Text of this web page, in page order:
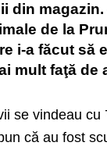
din
de la
i-a făcut să
mult faţă de
se vindeau
că au fost